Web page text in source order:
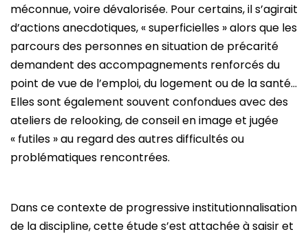
méconnue, voire dévalorisée. Pour certains, il s’agirait
d’actions anecdotiques, « superficielles » alors que les
parcours des personnes en situation de précarité
demandent des accompagnements renforcés du
point de vue de l’emploi, du logement ou de la santé…
Elles sont également souvent confondues avec des
ateliers de relooking, de conseil en image et jugée
« futiles » au regard des autres difficultés ou
problématiques rencontrées.
Dans ce contexte de progressive institutionnalisation
de la discipline, cette étude s’est attachée à saisir et